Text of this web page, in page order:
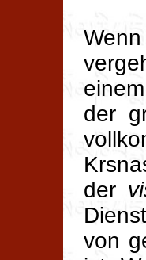
der
der
von